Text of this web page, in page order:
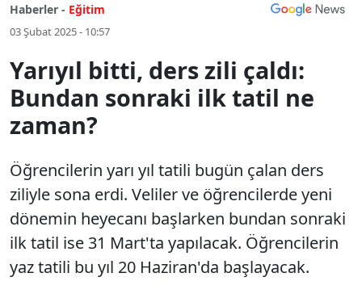
Haberler - Eğitim
03 Şubat 2025 - 10:57
Yarıyıl bitti, ders zili çaldı:
Bundan sonraki ilk tatil ne
zaman?
Öğrencilerin yarı yıl tatili bugün çalan ders
ziliyle sona erdi. Veliler ve öğrencilerde yeni
dönemin heyecanı başlarken bundan sonraki
ilk tatil ise 31 Mart'ta yapılacak. Öğrencilerin
yaz tatili bu yıl 20 Haziran'da başlayacak.